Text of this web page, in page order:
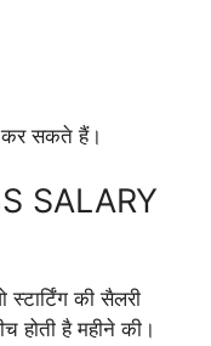
कर सकते हैं।
SALARY
की सैलरी
है महीने की।